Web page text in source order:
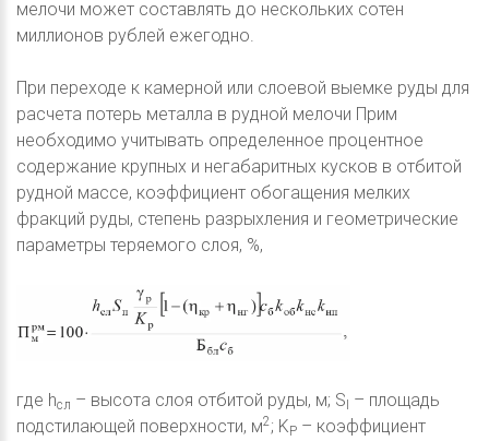
мелочи может составлять до нескольких сотен
миллионов рублей ежегодно.
При переходе к камерной или слоевой выемке руды для
расчета потерь металла в рудной мелочи Прим
необходимо учитывать определенное процентное
содержание крупных и негабаритных кусков в отбитой
рудной массе, коэффициент обогащения мелких
фракций руды, степень разрыхления и геометрические
параметры теряемого слоя, %,
где hсл – высота слоя отбитой руды, м; S – площадь
подстилающей поверхности, м2; KP – коэффициент